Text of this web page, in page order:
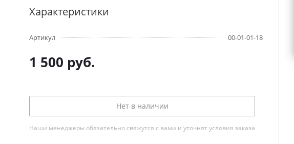
Характеристики
Артикул 00-01-01-18
1 500 руб.
Нет в наличии
Наши менеджеры обязательно свяжутся с вами и уточнят условия заказа